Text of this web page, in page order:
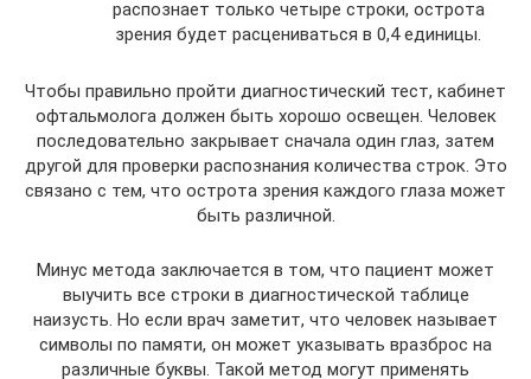
распознает только четыре строки, острота
зрения будет расцениваться в 0,4 единицы.
Чтобы правильно пройти диагностический тест, кабинет
офтальмолога должен быть хорошо освещен. Человек
последовательно закрывает сначала один глаз, затем
другой для проверки распознания количества строк. Это
связано с тем, что острота зрения каждого глаза может
быть различной.
Минус метода заключается в том, что пациент может
выучить все строки в диагностической таблице
наизусть. Но если врач заметит, что человек называет
символы по памяти, он может указывать вразброс на
различные буквы. Такой метод могут применять